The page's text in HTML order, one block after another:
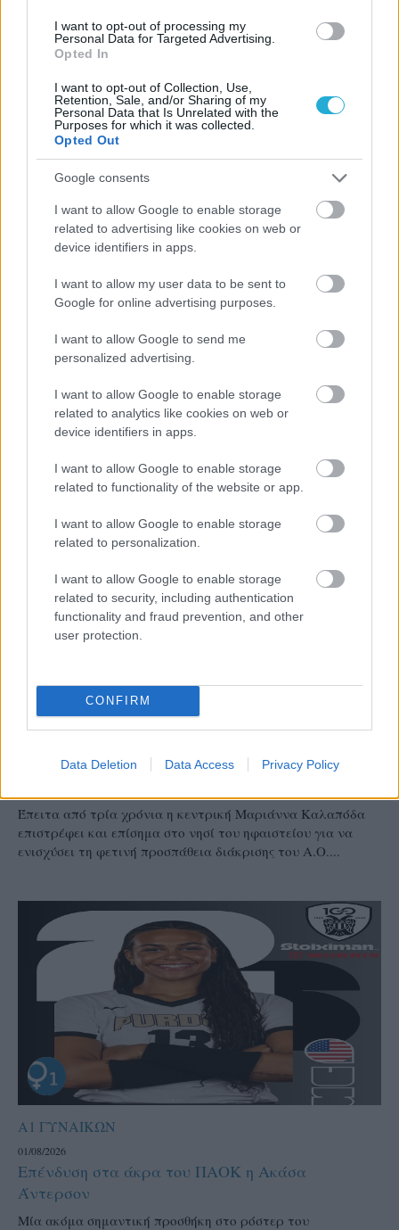
I want to opt-out of processing my
Personal Data for Targeted Advertising.
Opted In
I want to opt-out of Collection, Use,
Retention, Sale, and/or Sharing of my
Personal Data that Is Unrelated with the
Purposes for which it was collected.
Opted Out
Google consents
I want to allow Google to enable storage
related to advertising like cookies on web or
device identifiers in apps.
I want to allow my user data to be sent to
Google for online advertising purposes.
I want to allow Google to send me
personalized advertising.
I want to allow Google to enable storage
related to analytics like cookies on web or
device identifiers in apps.
I want to allow Google to enable storage
related to functionality of the website or app.
I want to allow Google to enable storage
related to personalization.
I want to allow Google to enable storage
related to security, including authentication
functionality and fraud prevention, and other
user protection.
CONFIRM
Data Deletion Data Access Privacy Policy
Aκολουθήστε μας
παντού…
Α1 ΓΥΝΑΙΚΩΝ
Η Καλαπόδα, «μία φίλη απ’ τα παλιά», ορθώνει
Έπειτα από τρία χρόνια η κεντρική Μαριάννα Καλαπόδα
επιστρέφει και επίσημα στο νησί του ηφαιστείου για να
ενισχύσει τη φετινή προσπάθεια διάκρισης του Α.Ο....
Α1 ΓΥΝΑΙΚΩΝ
01/08/2026
Επένδυση στα άκρα του ΠΑΟΚ η Ακάσα
Άντερσον
Μία ακόμα σημαντική προσθήκη στο ρόστερ του